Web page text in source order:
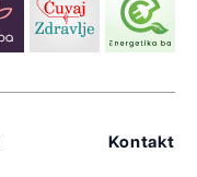
Kontakt